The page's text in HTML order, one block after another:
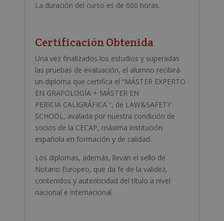
La duración del curso es de 600 horas.
Certificación Obtenida
Una vez finalizados los estudios y superadas
las pruebas de evaluación, el alumno recibirá
un diploma que certifica el “MÁSTER EXPERTO
EN GRAFOLOGÍA + MÁSTER EN
PERICIA CALIGRÁFICA ”, de LAW&SAFETY
SCHOOL, avalada por nuestra condición de
socios de la CECAP, máxima institución
española en formación y de calidad.
Los diplomas, además, llevan el sello de
Notario Europeo, que da fe de la validez,
contenidos y autenticidad del título a nivel
nacional e internacional.